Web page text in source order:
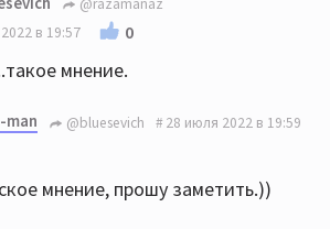
в 19:57
0
мнение.
man @bluesevich 28 июля 2022 в 19:59
мнение, прошу заметить.))